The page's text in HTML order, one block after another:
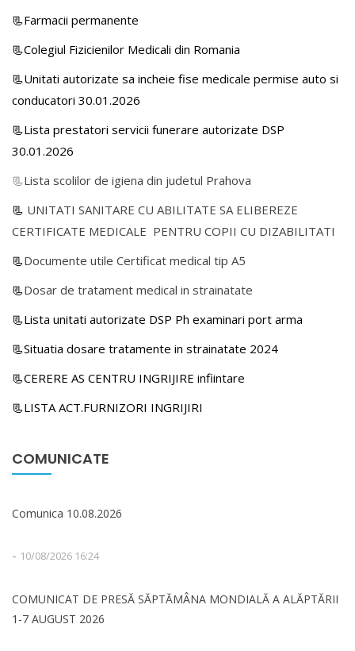
📃Farmacii permanente
📃Colegiul Fizicienilor Medicali din Romania
📃Unitati autorizate sa incheie fise medicale permise auto si
conducatori 30.01.2026
📃Lista prestatori servicii funerare autorizate DSP
30.01.2026
📃Lista scolilor de igiena din judetul Prahova
📃 UNITATI SANITARE CU ABILITATE SA ELIBEREZE
CERTIFICATE MEDICALE PENTRU COPII CU DIZABILITATI
📃Documente utile Certificat medical tip A5
📃Dosar de tratament medical in strainatate
📃Lista unitati autorizate DSP Ph examinari port arma
📃Situatia dosare tratamente in strainatate 2024
📃CERERE AS CENTRU INGRIJIRE infiintare
📃LISTA ACT.FURNIZORI INGRIJIRI
COMUNICATE
Comunica 10.08.2026
- 10/08/2026 16:24
COMUNICAT DE PRESĂ SĂPTĂMÂNA MONDIALĂ A ALĂPTĂRII
1-7 AUGUST 2026